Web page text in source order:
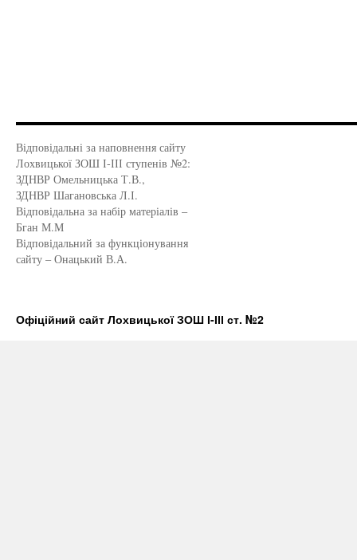
Відповідальні за наповнення сайту
Лохвицької ЗОШ І-ІІІ ступенів №2:
ЗДНВР Омельницька Т.В.,
ЗДНВР Шагановська Л.І.
Відповідальна за набір матеріалів –
Бган М.М
Відповідальний за функціонування
сайту – Онацький В.А.
Офіційний сайт Лохвицької ЗОШ І-ІІІ ст. №2